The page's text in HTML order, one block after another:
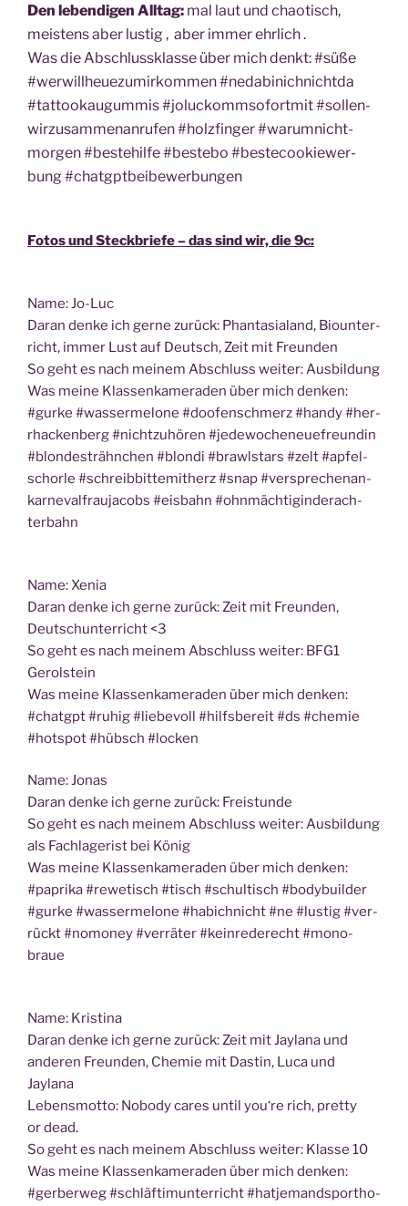
Den leben­di­gen All­tag: mal laut und chao­tisch,
meis­tens aber lus­tig , aber immer ehrlich .
Was die Abschluss­klas­se über mich denkt: #süße
#wer­will­heue­zu­m­ir­kom­men #ned­abinich­nicht­da
#tat­too­kau­gum­mis #joluckomm­so­fort­mit #sol­len­
wir­zu­sam­men­an­ru­fen #holz­fin­ger #war­um­nicht­
mor­gen #bes­tehil­fe #bestebo #bestecoo­kie­wer­
bung #chatgpt­bei­be­wer­bun­gen
Fotos und Steck­brie­fe – das sind wir, die 9c:
Name: Jo-Luc
Dar­an den­ke ich ger­ne zurück: Phan­ta­sia­land, Bio­un­ter­
richt, immer Lust auf Deutsch, Zeit mit Freunden
So geht es nach mei­nem Abschluss wei­ter: Ausbildung
Was mei­ne Klas­sen­ka­me­ra­den über mich den­ken:
#gur­ke #was­ser­me­lo­ne #doo­fen­schmerz #han­dy #her­
r­ha­cken­berg #nicht­zu­hö­ren #jede­wo­cheneu­ef­reun­din
#blon­de­strähn­chen #blon­di #brawl­stars #zelt #apfel­
schor­le #schreib­bit­te­mit­herz #snap #ver­spre­chen­an­
kar­ne­val­frau­ja­cobs #eis­bahn #ohn­mäch­tig­in­der­ach­
ter­bahn
Name: Xenia
Dar­an den­ke ich ger­ne zurück: Zeit mit Freun­den,
Deutsch­un­ter­richt <3
So geht es nach mei­nem Abschluss wei­ter: BFG1
Gerolstein
Was mei­ne Klas­sen­ka­me­ra­den über mich den­ken:
#chatgpt #ruhig #lie­be­voll #hilfs­be­reit #ds #che­mie
#hot­spot #hübsch #locken
Name: Jonas
Dar­an den­ke ich ger­ne zurück: Freistunde
So geht es nach mei­nem Abschluss wei­ter: Aus­bil­dung
als Fach­la­ge­rist bei König
Was mei­ne Klas­sen­ka­me­ra­den über mich den­ken:
#papri­ka #rewe­tisch #tisch #schul­tisch #body­buil­der
#gur­ke #was­ser­me­lo­ne #habich­nicht #ne #lus­tig #ver­
rückt #nomo­ney #ver­rä­ter #kein­re­de­recht #mono­
braue
Name: Kris­ti­na
Dar­an den­ke ich ger­ne zurück: Zeit mit Jayla­na und
ande­ren Freun­den, Che­mie mit Das­tin, Luca und
Jaylana
Lebens­mot­to: Nobo­dy cares until you‘re rich, pret­ty
or dead.
So geht es nach mei­nem Abschluss wei­ter: Klas­se 10
Was mei­ne Klas­sen­ka­me­ra­den über mich den­ken:
#ger­ber­weg #schläft­i­m­un­ter­richt #hat­je­mandsport­ho­